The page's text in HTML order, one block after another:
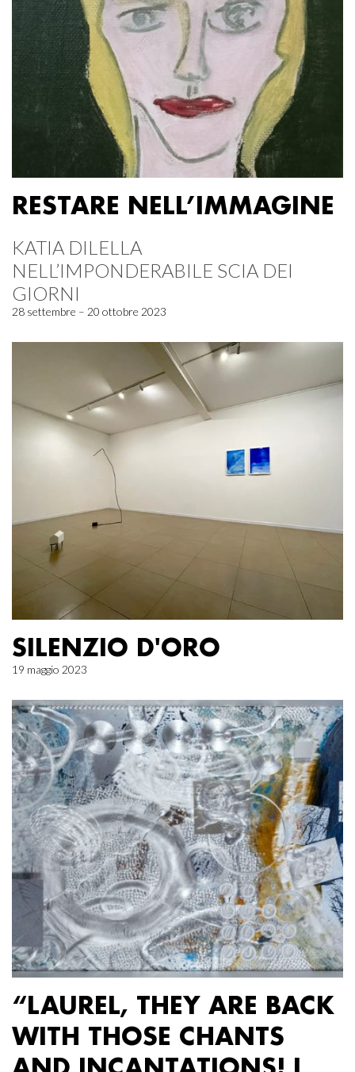
RESTARE NELL’IMMAGINE
KATIA DILELLA
NELL’IMPONDERABILE SCIA DEI
GIORNI
28 settembre – 20 ottobre 2023
SILENZIO D'ORO
19 maggio 2023
“LAUREL, THEY ARE BACK
WITH THOSE CHANTS